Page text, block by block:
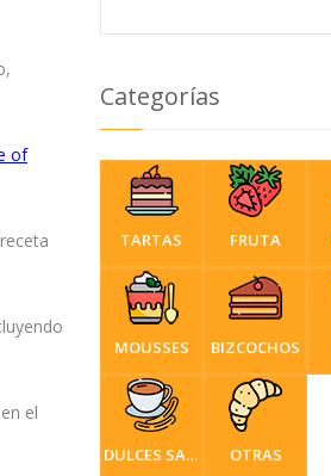
of
el
Categorías
TARTAS FRUTA
MOUSSES BIZCOCHOS
DULCES SARTÉN OTRAS